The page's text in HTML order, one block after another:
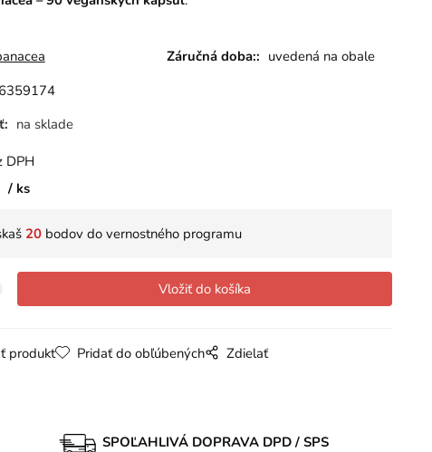
Záručná doba:: uvedená na obale
na sklade
DPH
ks
20bodov do vernostného programu
produkt Pridať do obľúbených Zdielať
SPOĽAHLIVÁ DOPRAVA DPD / SPS